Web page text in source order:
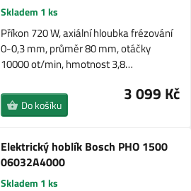
Skladem 1 ks
Příkon 720 W, axiální hloubka frézování
0-0,3 mm, průměr 80 mm, otáčky
10000 ot/min, hmotnost 3,8…
3 099 Kč
Do košíku
Elektrický hoblík Bosch PHO 1500
06032A4000
Skladem 1 ks